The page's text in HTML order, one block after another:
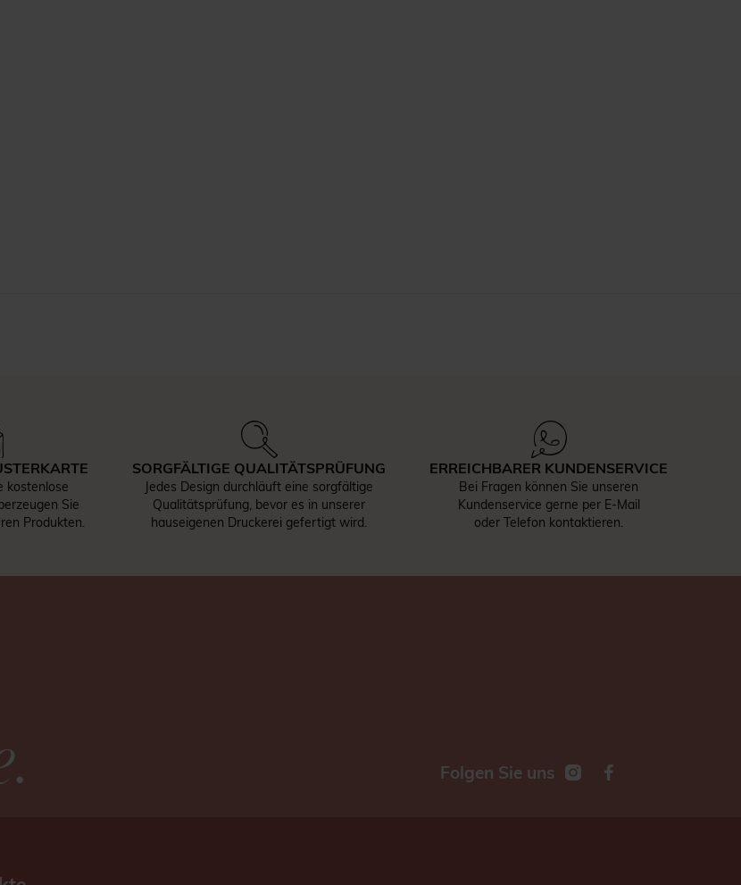
kostenlose
Sie
Produkten.
SORGFÄLTIGE QUALITÄTSPRÜFUNG
Jedes Design durchläuft eine sorgfältige
Qualitätsprüfung, bevor es in unserer
hauseigenen Druckerei gefertigt wird.
ERREICHBARER KUNDENSERVICE
Bei Fragen können Sie unseren
Kundenservice gerne per E-Mail
oder Telefon kontaktieren.
. Folgen Sie uns